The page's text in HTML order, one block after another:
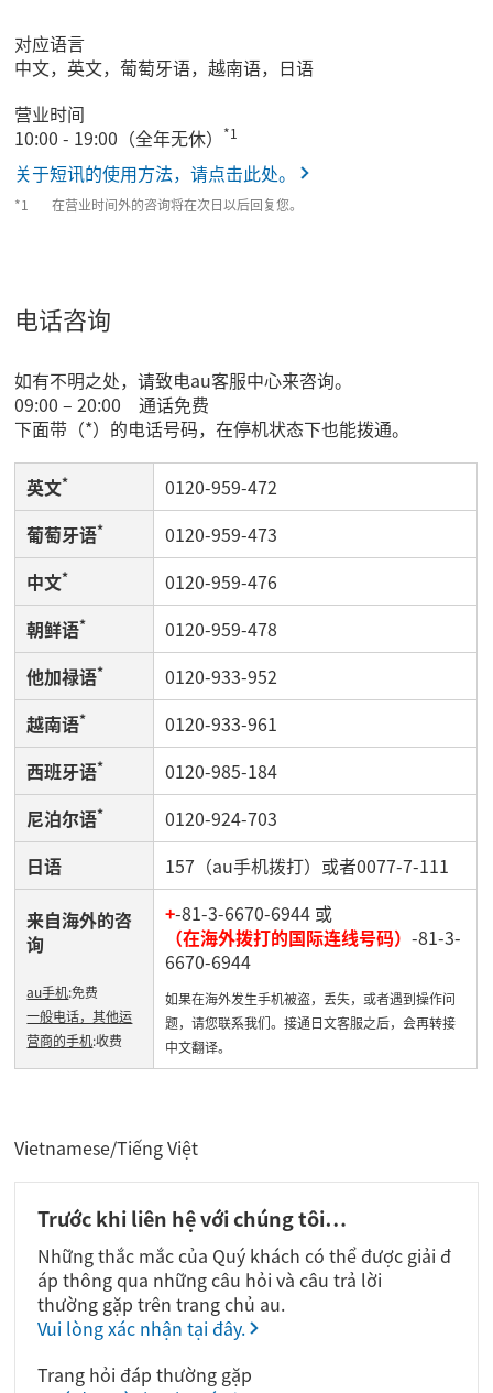
对应语言
中文，英文，葡萄牙语，越南语，日语
营业时间
10:00 - 19:00（全年无休）
*1
关于短讯的使用方法，请点击此处。
在营业时间外的咨询将在次日以后回复您。
电话咨询
如有不明之处，请致电au客服中心来咨询。
09:00 – 20:00 通话免费
下面带（*）的电话号码，在停机状态下也能拨通。
英文*
0120-959-472
葡萄牙语*
0120-959-473
中文*
0120-959-476
朝鲜语*
0120-959-478
他加禄语*
0120-933-952
越南语*
0120-933-961
西班牙语*
0120-985-184
尼泊尔语*
0120-924-703
日语
157（au手机拨打）或者0077-7-111
来自海外的咨
询
au手机:免费
一般电话，其他运
营商的手机:收费
+-81-3-6670-6944 或
（在海外拨打的国际连线号码）-81-3-
6670-6944
如果在海外发生手机被盗，丢失，或者遇到操作问
题，请您联系我们。接通日文客服之后，会再转接
中文翻译。
Vietnamese/Tiếng Việt
Trước khi liên hệ với chúng tôi…
Những thắc mắc của Quý khách có thể được giải đ
áp thông qua những câu hỏi và câu trả lời
thường gặp trên trang chủ au.
Vui lòng xác nhận tại đây.
Trang hỏi đáp thường gặp